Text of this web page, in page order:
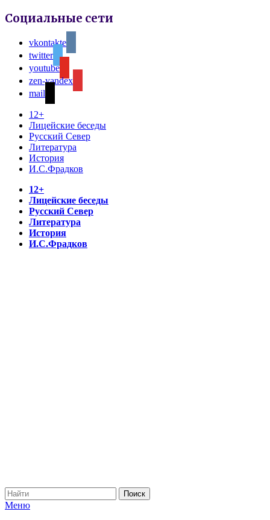
Социальные сети
vkontakte
twitter
youtube
zen-yandex
mail
12+
Лицейские беседы
Русский Север
Литература
История
И.С.Фрадков
12+
Лицейские беседы
Русский Север
Литература
История
И.С.Фрадков
Меню